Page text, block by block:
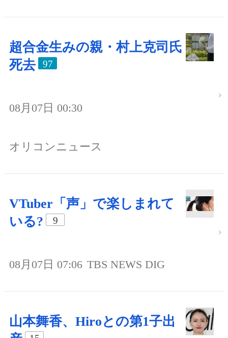
超合金生みの親・村上克司氏
死去
97
08月07日 00:30
オリコンニュース
VTuber「声」で楽しまれて
いる?
9
08月07日 07:06 TBS NEWS DIG
山本舞香、Hiroとの第1子出